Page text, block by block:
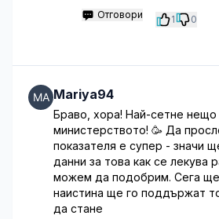
Отговори 1 0
Mariya94
Браво, хора! Най-сетне нещо
министерството! 🥳 Да
показателя е супер - значи
данни за това как се лекува
можем да подобрим. Сега
наистина ще го поддържат
да стане